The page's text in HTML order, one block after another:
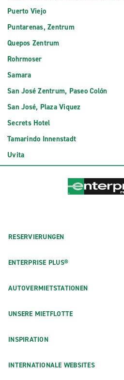
Puerto Viejo
Puntarenas, Zentrum
Quepos Zentrum
Rohrmoser
Samara
San José Zentrum, Paseo Colón
San José, Plaza Viquez
Secrets Hotel
Tamarindo Innenstadt
Uvita
RESERVIERUNGEN
ENTERPRISE PLUS®
AUTOVERMIETSTATIONEN
UNSERE MIETFLOTTE
INSPIRATION
INTERNATIONALE WEBSITES